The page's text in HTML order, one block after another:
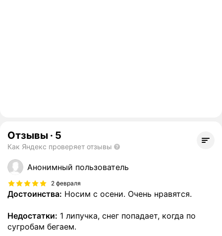
Отзывы · 5
Как Яндекс проверяет отзывы
Анонимный пользователь
2 февраля
Достоинства: Носим с осени. Очень нравятся.
Недостатки: 1 липучка, снег попадает, когда по
сугробам бегаем.